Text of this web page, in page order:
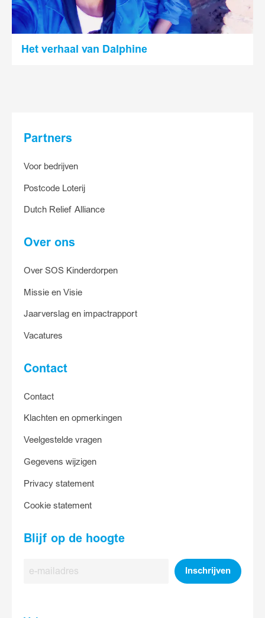
Het verhaal van Dalphine
Partners
Voor bedrijven
Postcode Loterij
Dutch Relief Alliance
Over ons
Over SOS Kinderdorpen
Missie en Visie
Jaarverslag en impactrapport
Vacatures
Contact
Contact
Klachten en opmerkingen
Veelgestelde vragen
Gegevens wijzigen
Privacy statement
Cookie statement
Blijf op de hoogte
E-
Inschrijven